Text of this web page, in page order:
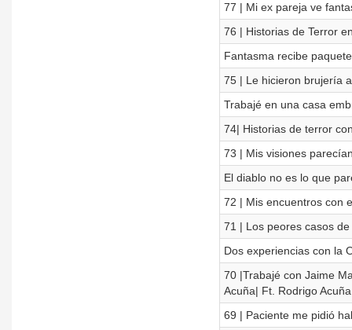
77 | Mi ex pareja ve
76 | Historias de Terror
Fantasma recibe
75 | Le hicieron brujería
Trabajé en una casa
74| Historias de terror
73 | Mis visiones
El diablo no es lo que
72 | Mis encuentros con
71 | Los peores casos
Dos experiencias con la
70 |Trabajé con Jaime
Acuña| Ft. Rodrigo Acuña
69 | Paciente me pidió